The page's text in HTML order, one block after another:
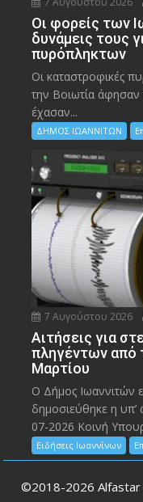
Οι φορείς των
δυνάμεις τους
πυρόπληκτων
Οι καταστροφικές
την Bοιωτία
έχασαν...
ΔΗΜΟΣ ΙΩΑΝΝΙΤΩΝ
7 Αυγούστου 2026
Αιτήσεις για
πληγέντων από
Μαρτίου
Ο Δήμος Ιωαννιτών
δημοσιεύθηκε η
07-2026 Κοινή
Ειδήσεις Ιωαννίνων
©2018-2026 Alfastar